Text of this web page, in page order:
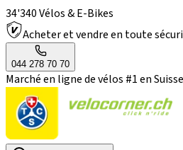
34'340 Vélos & E-Bikes
Acheter et vendre en toute
044 278 70 70
Marché en ligne de vélos #1 en Suisse